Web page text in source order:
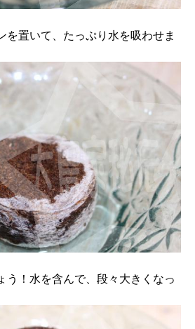
を置いて、たっぷり水を吸わせま
う！水を含んで、段々大きくなっ